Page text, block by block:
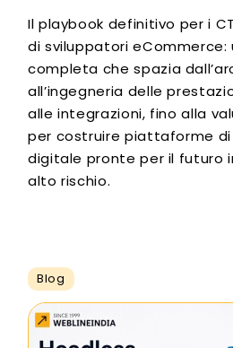
Il playbook definitivo per i
di sviluppatori eCommerce:
completa che spazia
all’ingegneria delle
alle integrazioni, fino alla
per costruire piattaforme
digitale pronte per il futuro
alto rischio.
Blog